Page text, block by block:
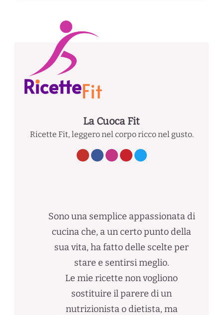
La Cuoca Fit
Ricette Fit, leggero nel corpo ricco nel gusto.
Sono una semplice appassionata di
cucina che, a un certo punto della
sua vita, ha fatto delle scelte per
stare e sentirsi meglio.
Le mie ricette non vogliono
sostituire il parere di un
nutrizionista o dietista, ma